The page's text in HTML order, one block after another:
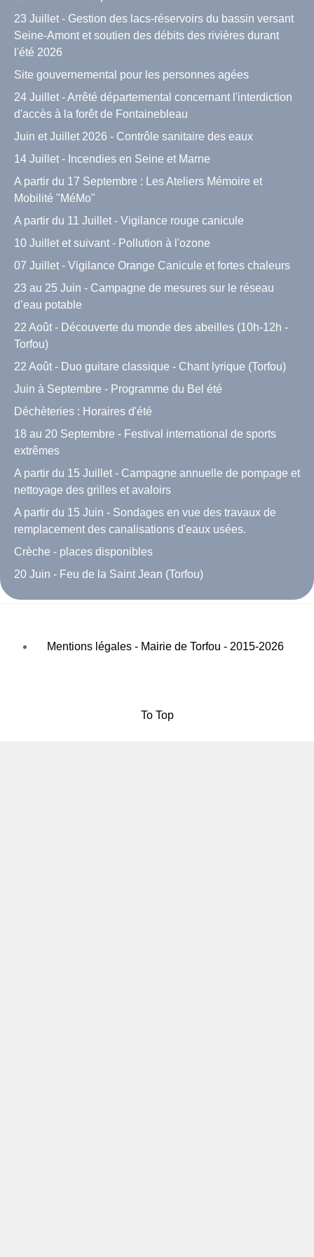
23 Juillet - Gestion des lacs-réservoirs du bassin versant
Seine-Amont et soutien des débits des rivières durant
l'été 2026
Site gouvernemental pour les personnes agées
24 Juillet - Arrêté départemental concernant l'interdiction
d'accès à la forêt de Fontainebleau
Juin et Juillet 2026 - Contrôle sanitaire des eaux
14 Juillet - Incendies en Seine et Marne
A partir du 17 Septembre : Les Ateliers Mémoire et
Mobilité "MéMo"
A partir du 11 Juillet - Vigilance rouge canicule
10 Juillet et suivant - Pollution à l'ozone
07 Juillet - Vigilance Orange Canicule et fortes chaleurs
23 au 25 Juin - Campagne de mesures sur le réseau
d’eau potable
22 Août - Découverte du monde des abeilles (10h-12h -
Torfou)
22 Août - Duo guitare classique - Chant lyrique (Torfou)
Juin à Septembre - Programme du Bel été
Déchèteries : Horaires d'été
18 au 20 Septembre - Festival international de sports
extrêmes
A partir du 15 Juillet - Campagne annuelle de pompage et
nettoyage des grilles et avaloirs
A partir du 15 Juin - Sondages en vue des travaux de
remplacement des canalisations d'eaux usées.
Crèche - places disponibles
20 Juin - Feu de la Saint Jean (Torfou)
Mentions légales - Mairie de Torfou - 2015-2026
To Top